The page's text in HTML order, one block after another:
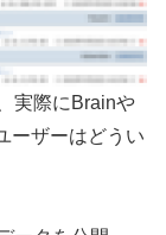
実際にBrainや
ーザーはどうい